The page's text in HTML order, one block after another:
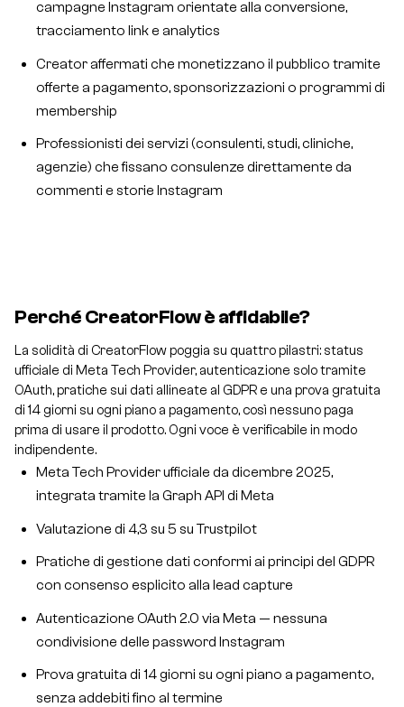
campagne Instagram orientate alla conversione,
tracciamento link e analytics
Creator affermati che monetizzano il pubblico tramite
offerte a pagamento, sponsorizzazioni o programmi di
membership
Professionisti dei servizi (consulenti, studi, cliniche,
agenzie) che fissano consulenze direttamente da
commenti e storie Instagram
Perché CreatorFlow è affidabile?
La solidità di CreatorFlow poggia su quattro pilastri: status
ufficiale di Meta Tech Provider, autenticazione solo tramite
OAuth, pratiche sui dati allineate al GDPR e una prova gratuita
di 14 giorni su ogni piano a pagamento, così nessuno paga
prima di usare il prodotto. Ogni voce è verificabile in modo
indipendente.
Meta Tech Provider ufficiale da dicembre 2025,
integrata tramite la Graph API di Meta
Valutazione di 4,3 su 5 su Trustpilot
Pratiche di gestione dati conformi ai principi del GDPR
con consenso esplicito alla lead capture
Autenticazione OAuth 2.0 via Meta — nessuna
condivisione delle password Instagram
Prova gratuita di 14 giorni su ogni piano a pagamento,
senza addebiti fino al termine